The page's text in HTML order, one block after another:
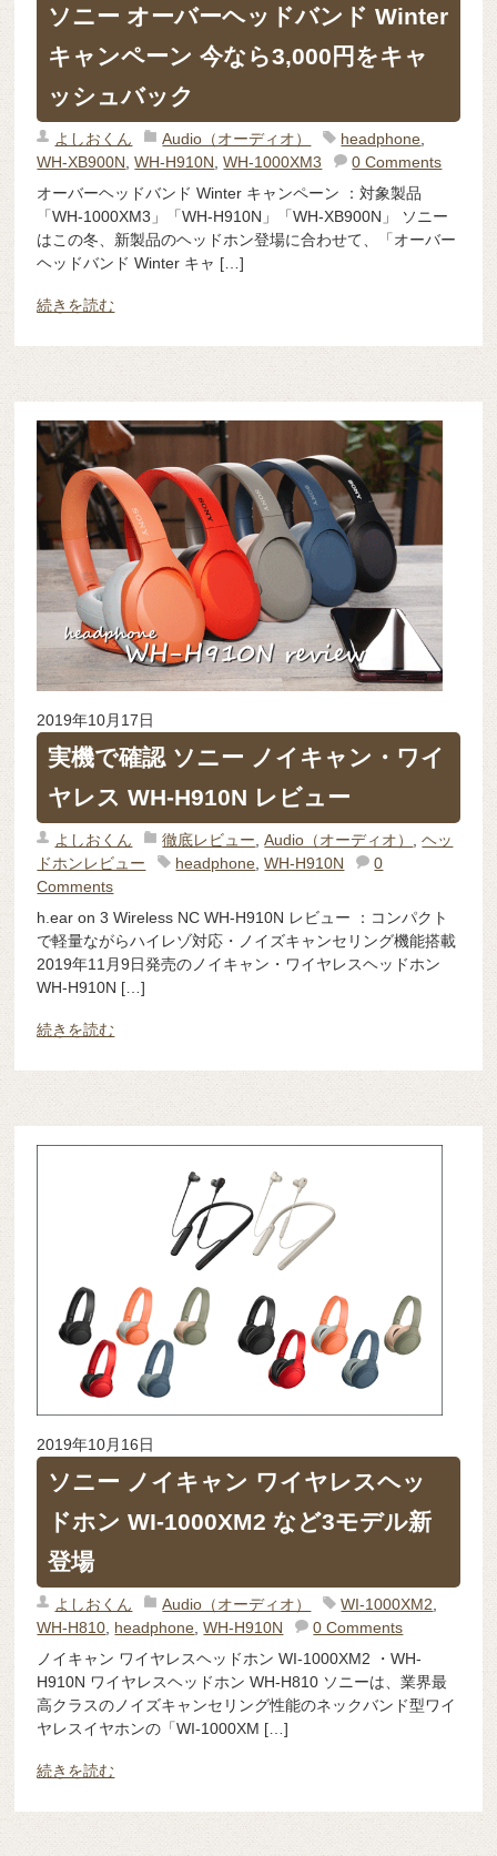
ソニー オーバーヘッドバンド Winter
キャンペーン 今なら3,000円をキャ
ッシュバック
よしおくん Audio（オーディオ） headphone
WH-XB900N ,WH-H910N ,WH-1000XM3
0 Comments
オーバーヘッドバンド Winter キャンペーン ：対象製品
「WH-1000XM3」「WH-H910N」「WH-XB900N」 ソニー
はこの冬、新製品のヘッドホン登場に合わせて、「オーバー
ヘッドバンド Winter キャ […]
続きを読む
2019年10月17日
実機で確認 ソニー ノイキャン・ワイ
ヤレス WH-H910N レビュー
よしおくん 徹底レビュー ,Audio（オーディオ） ,ヘッ
ドホンレビュー
headphone ,WH-H910N
0
Comments
h.ear on 3 Wireless NC WH-H910N レビュー ：コンパクト
で軽量ながらハイレゾ対応・ノイズキャンセリング機能搭載
2019年11月9日発売のノイキャン・ワイヤレスヘッドホン
WH-H910N […]
続きを読む
2019年10月16日
ソニー ノイキャン ワイヤレスヘッ
ドホン WI-1000XM2 など3モデル新
登場
よしおくん Audio（オーディオ） WI-1000XM2
WH-H810 headphone ,WH-H910N
0 Comments
ノイキャン ワイヤレスヘッドホン WI-1000XM2 ・WH-
H910N ワイヤレスヘッドホン WH-H810 ソニーは、業界最
高クラスのノイズキャンセリング性能のネックバンド型ワイ
ヤレスイヤホンの「WI-1000XM […]
続きを読む